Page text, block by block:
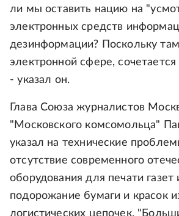
ли мы оставить нацию на
электронных средств
дезинформации? Поскольку
электронной сфере, сочетается
- указал он.
Глава Союза журналистов
"Московского комсомольца"
указал на технические
отсутствие современного
оборудования для печати газет
подорожание бумаги и красок
логистических цепочек.